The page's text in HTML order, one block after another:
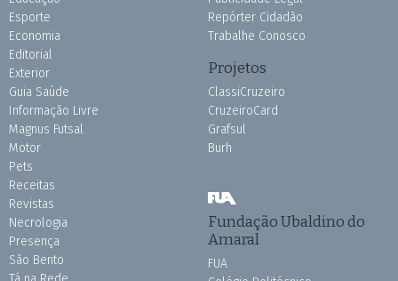
Esporte
Economia
Editorial
Exterior
Guia Saúde
Informação Livre
Magnus Futsal
Motor
Pets
Receitas
Revistas
Necrologia
Presença
São Bento
Repórter Cidadão
Trabalhe Conosco
Projetos
ClassiCruzeiro
CruzeiroCard
Grafsul
Burh
Fundação Ubaldino do
Amaral
FUA